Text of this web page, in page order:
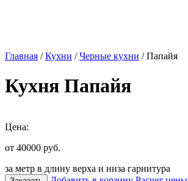
Главная /Кухни /Черные кухни / Папайя
Кухня Папайя
Цена:
от 40000 руб.
за метр в длину верха и низа гарнитура